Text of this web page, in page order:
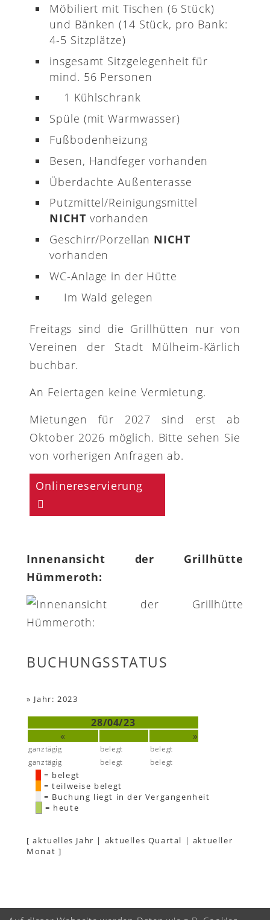
Möbiliert mit Tischen (6 Stück)
und Bänken (14 Stück, pro Bank:
4-5 Sitzplätze)
insgesamt Sitzgelegenheit für
mind. 56 Personen
1 Kühlschrank
Spüle (mit Warmwasser)
Fußbodenheizung
Besen, Handfeger vorhanden
Überdachte Außenterasse
Putzmittel/Reinigungsmittel
NICHT vorhanden
Geschirr/Porzellan NICHT
vorhanden
WC-Anlage in der Hütte
Im Wald gelegen
Freitags sind die Grillhütten nur von
Vereinen der Stadt Mülheim-Kärlich
buchbar.
An Feiertagen keine Vermietung.
Mietungen für 2027 sind erst ab
Oktober 2026 möglich. Bitte sehen Sie
von vorherigen Anfragen ab.
Onlinereservierung
Innenansicht der Grillhütte
Hümmeroth:
BUCHUNGSSTATUS
» Jahr: 2023
28/04/23
«
»
ganztägig belegt
belegt
ganztägig
belegt belegt
= belegt
= teilweise belegt
= Buchung liegt in der Vergangenheit
= heute
[aktuelles Jahr | aktuelles Quartal | aktueller
Monat ]